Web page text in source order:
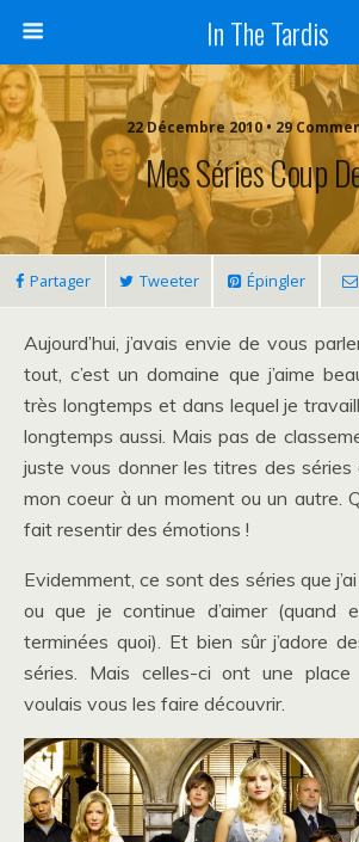
In The Tardis
22 Décembre 2010 • 29
Mes Séries Coup
Partager Tweeter Épingler
Aujourd’hui, j’avais envie de vous
tout, c’est un domaine que j’aime
très longtemps et dans lequel je
longtemps aussi. Mais pas de
juste vous donner les titres des
mon coeur à un moment ou un autre.
fait resentir des émotions !
Evidemment, ce sont des séries que
ou que je continue d’aimer (quand
terminées quoi). Et bien sûr j’adore
séries. Mais celles-ci ont une
voulais vous les faire découvrir.